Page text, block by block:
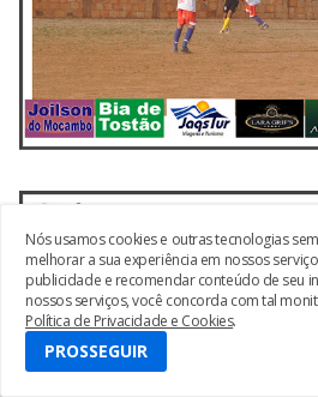
Nós usamos cookies e outras tecnologias
melhorar a sua experiência em nossos
publicidade e recomendar conteúdo de seu
nossos serviços, você concorda com tal
Política de Privacidade e Cookies.
PROSSEGUIR